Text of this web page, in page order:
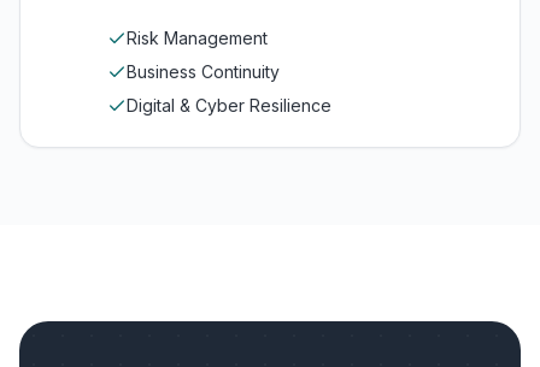
Risk Management
Business Continuity
Digital & Cyber Resilience